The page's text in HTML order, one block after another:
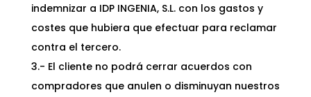
indemnizar a IDP INGENIA, S.L. con los gastos y
costes que hubiera que efectuar para reclamar
contra el tercero.
3.- El cliente no podrá cerrar acuerdos con
compradores que anulen o disminuyan nuestros